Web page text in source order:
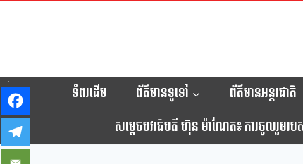
ទំពរដើម ព័ត៌មានទូទៅ ព័ត៌មានអន្តរជាតិ
សម្តេចបវរធិបតី ហ៊ុន ម៉ាណែត៖ ការចូលរួមរប